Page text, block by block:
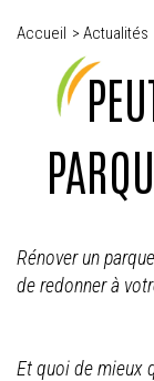
Accueil > Actualités
Rénover un
de redonner à
Et quoi de mieux